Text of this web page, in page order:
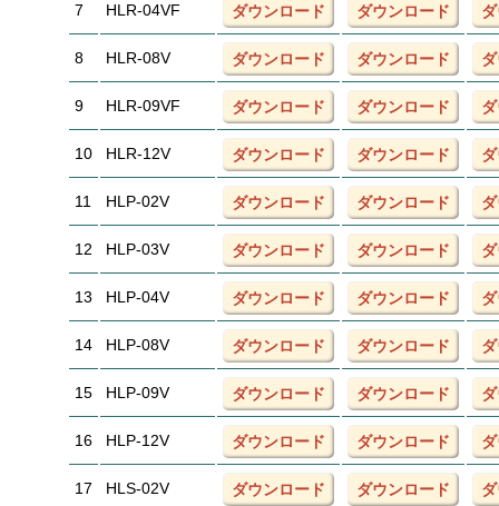
7 HLR-04VF ダウンロード ダウンロード
8 HLR-08V ダウンロード ダウンロード
9 HLR-09VF ダウンロード ダウンロード
10 HLR-12V ダウンロード ダウンロード
11 HLP-02V ダウンロード ダウンロード
12 HLP-03V ダウンロード ダウンロード
13 HLP-04V ダウンロード ダウンロード
14 HLP-08V ダウンロード ダウンロード
15 HLP-09V ダウンロード ダウンロード
16 HLP-12V ダウンロード ダウンロード
17 HLS-02V ダウンロード ダウンロード